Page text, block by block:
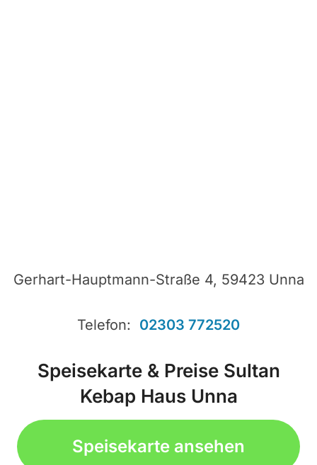
Gerhart-Hauptmann-Straße 4, 59423 Unna
Telefon: 02303 772520
Speisekarte & Preise Sultan
Kebap Haus Unna
Speisekarte ansehen